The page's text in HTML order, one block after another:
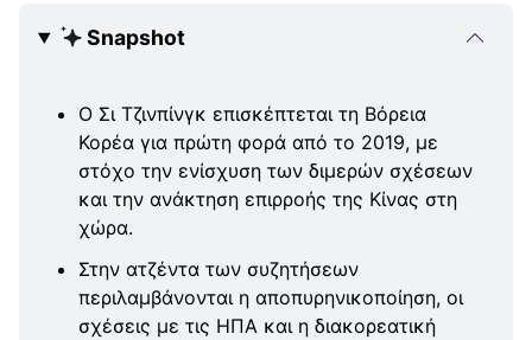
Snapshot
Ο Σι Τζινπίνγκ επισκέπτεται τη Βόρεια
Κορέα για πρώτη φορά από το 2019, με
στόχο την ενίσχυση των διμερών σχέσεων
και την ανάκτηση επιρροής της Κίνας στη
χώρα.
Στην ατζέντα των συζητήσεων
περιλαμβάνονται η αποπυρηνικοποίηση, οι
σχέσεις με τις ΗΠΑ και η διακορεατική